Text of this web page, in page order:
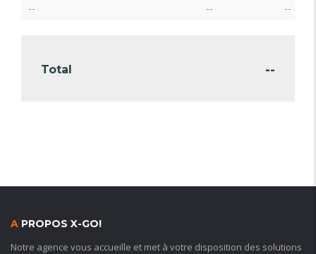
-- -- --
Total --
A PROPOS X-GO!
Notre agence vous accueille et met à votre disposition des solutions